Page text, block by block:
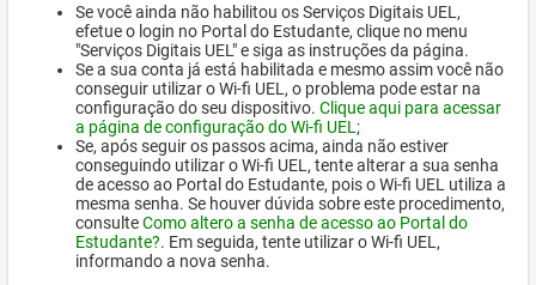
Se você ainda não habilitou os Serviços Digitais UEL,
efetue o login no Portal do Estudante, clique no menu
"Serviços Digitais UEL" e siga as instruções da página.
Se a sua conta já está habilitada e mesmo assim você não
conseguir utilizar o Wi-fi UEL, o problema pode estar na
configuração do seu dispositivo. Clique aqui para acessar
a página de configuração do Wi-fi UEL ;
Se, após seguir os passos acima, ainda não estiver
conseguindo utilizar o Wi-fi UEL, tente alterar a sua senha
de acesso ao Portal do Estudante, pois o Wi-fi UEL utiliza a
mesma senha. Se houver dúvida sobre este procedimento,
consulteComo altero a senha de acesso ao Portal do
Estudante?. Em seguida, tente utilizar o Wi-fi UEL,
informando a nova senha.